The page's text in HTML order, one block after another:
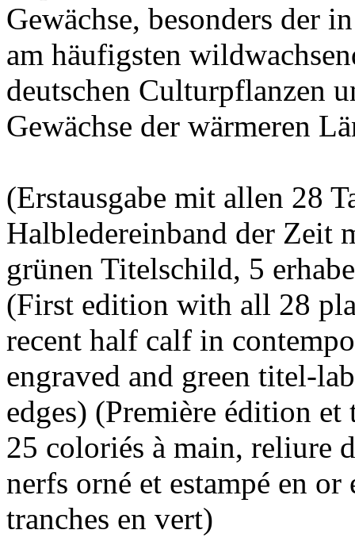
Gewächse, besonders der
am häufigsten
deutschen Culturpflanzen
Gewächse der wärmeren
(Erstausgabe mit allen 28
Halbledereinband der Zeit
grünen Titelschild, 5
(First edition with all 28
recent half calf in
engraved and green titel-
edges) (Première édition
25 coloriés à main, reliure
nerfs orné et estampé en
tranches en vert)